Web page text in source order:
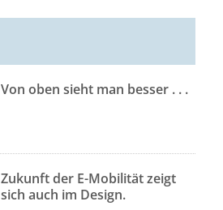
Von oben sieht man besser . . .
Zukunft der E-Mobilität zeigt
sich auch im Design.